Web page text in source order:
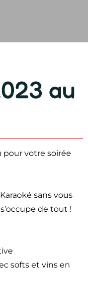
au
pour votre soirée
sans vous
de tout !
softs et vins en